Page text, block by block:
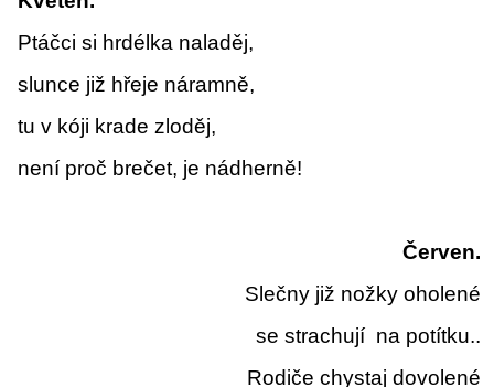
Ptáčci si hrdélka naladěj,
slunce již hřeje náramně,
tu v kóji krade zloděj,
není proč brečet, je nádherně!
Červen.
Slečny již nožky oholené
se strachují na potítku..
Rodiče chystaj dovolené